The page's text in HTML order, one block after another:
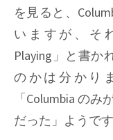
を見ると、
いますが、そ
Playing」と書か
のかは分かり
「Columbia の
だった」ようです